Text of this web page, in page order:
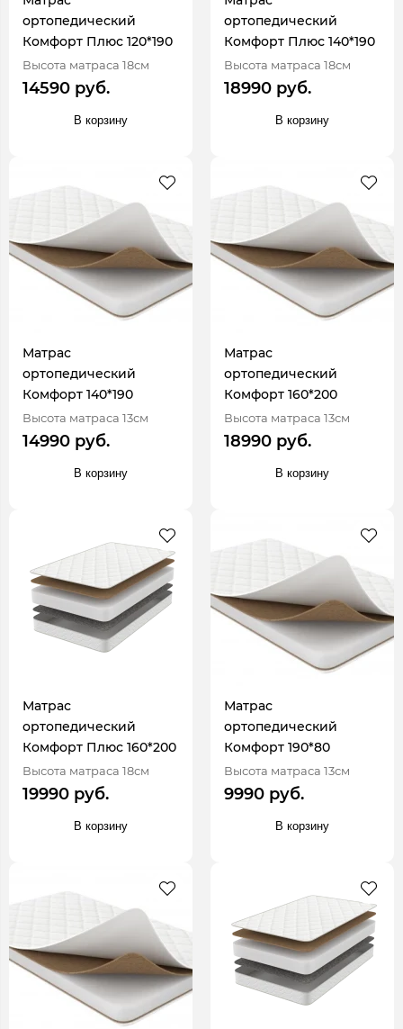
ортопедический
Комфорт Плюс 120*190
Высота матраса 18см
14590 руб.
В корзину
ортопедический
Комфорт Плюс 140*190
Высота матраса 18см
18990 руб.
В корзину
Матрас
ортопедический
Комфорт 140*190
Высота матраса 13см
14990 руб.
В корзину
Матрас
ортопедический
Комфорт 160*200
Высота матраса 13см
18990 руб.
В корзину
Матрас
ортопедический
Комфорт Плюс 160*200
Высота матраса 18см
19990 руб.
В корзину
Матрас
ортопедический
Комфорт 190*80
Высота матраса 13см
9990 руб.
В корзину